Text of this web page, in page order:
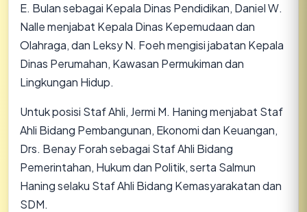
E. Bulan sebagai Kepala Dinas Pendidikan, Daniel W.
Nalle menjabat Kepala Dinas Kepemudaan dan
Olahraga, dan Leksy N. Foeh mengisi jabatan Kepala
Dinas Perumahan, Kawasan Permukiman dan
Lingkungan Hidup.
​Untuk posisi Staf Ahli, Jermi M. Haning menjabat Staf
Ahli Bidang Pembangunan, Ekonomi dan Keuangan,
Drs. Benay Forah sebagai Staf Ahli Bidang
Pemerintahan, Hukum dan Politik, serta Salmun
Haning selaku Staf Ahli Bidang Kemasyarakatan dan
SDM.